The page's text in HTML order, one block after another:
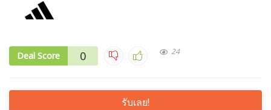
Deal Score 0 24
รับเลย!